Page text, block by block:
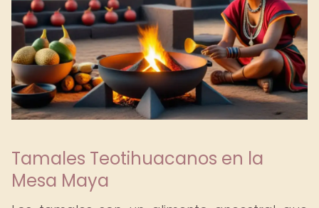
Tamales Teotihuacanos en la
Mesa Maya